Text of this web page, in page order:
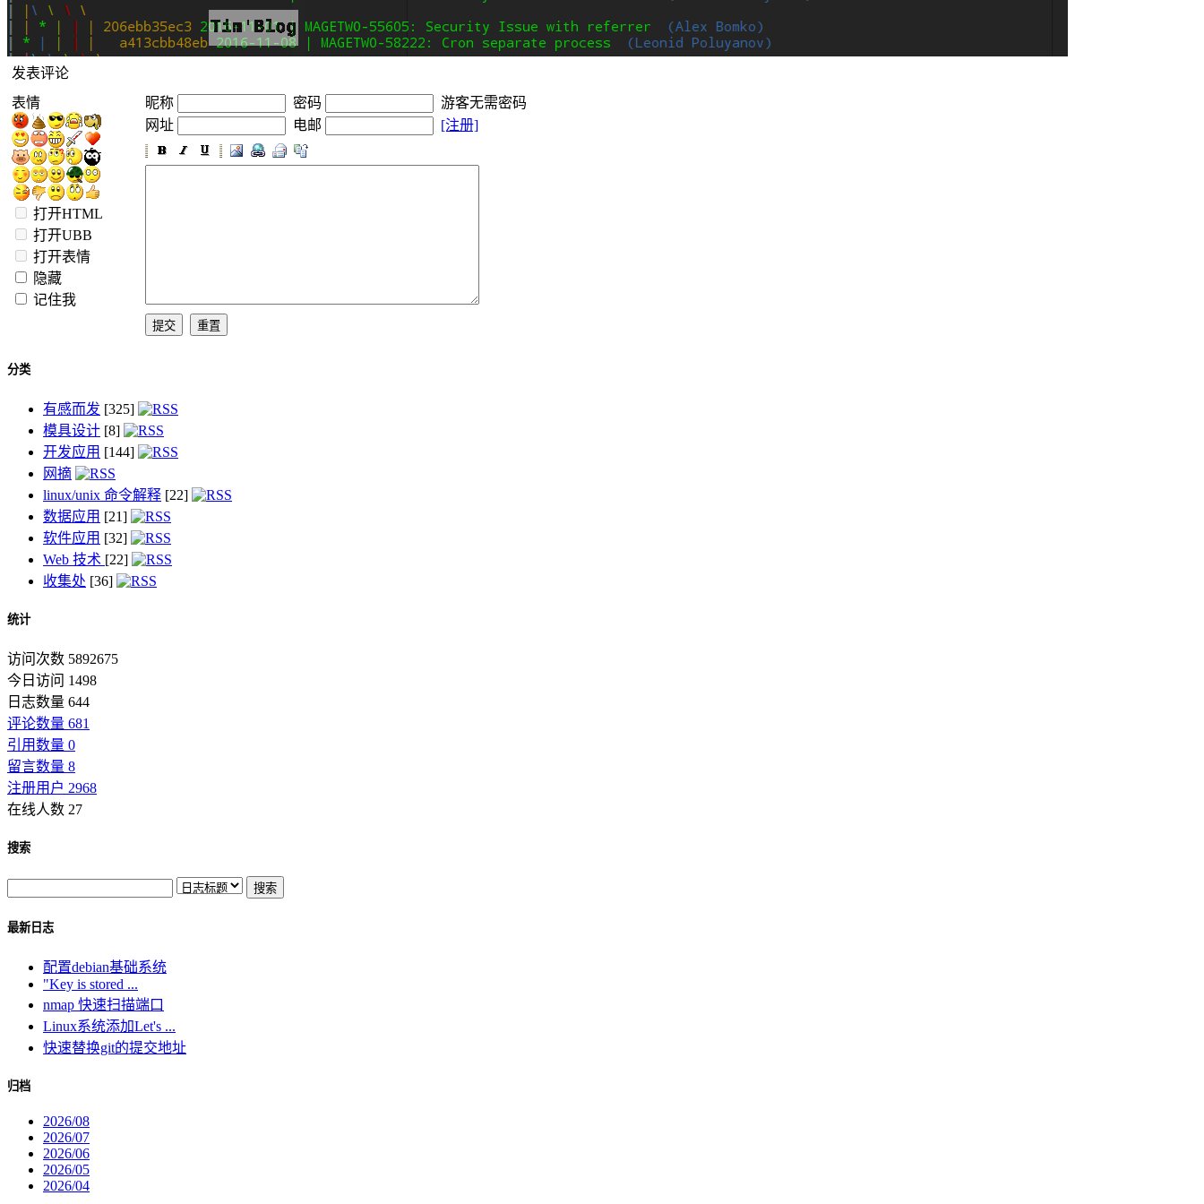
发表评论
表情
打开HTML
打开UBB
打开表情
隐藏
记住我
昵称 密码
游客无需密码
网址
电邮 [注册]
分类
有感而发 [325]
模具设计 [8]
开发应用 [144]
网摘
linux/unix 命令解释 [22]
数据应用 [21]
软件应用 [32]
Web 技术 [22]
收集处 [36]
统计
访问次数 5892675
今日访问 1498
日志数量 644
评论数量 681
引用数量 0
留言数量 8
注册用户 2968
在线人数 27
搜索
最新日志
配置debian基础系统
"Key is stored ...
nmap 快速扫描端口
Linux系统添加Let's ...
快速替换git的提交地址
归档
2026/08
2026/07
2026/06
2026/05
2026/04